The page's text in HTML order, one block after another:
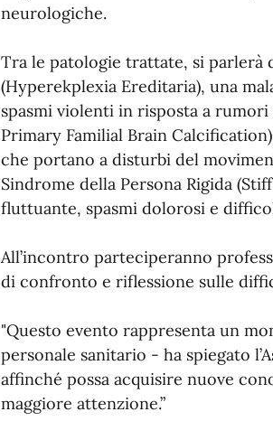
neurologiche.
Tra le patologie trattate, si parlerà
(Hyperekplexia Ereditaria), una
spasmi violenti in risposta a
Primary Familial Brain
che portano a disturbi del
Sindrome della Persona Rigida
fluttuante, spasmi dolorosi e
All’incontro parteciperanno
di confronto e riflessione sulle
"Questo evento rappresenta un
personale sanitario - ha spiegato
affinché possa acquisire nuove
maggiore attenzione.”